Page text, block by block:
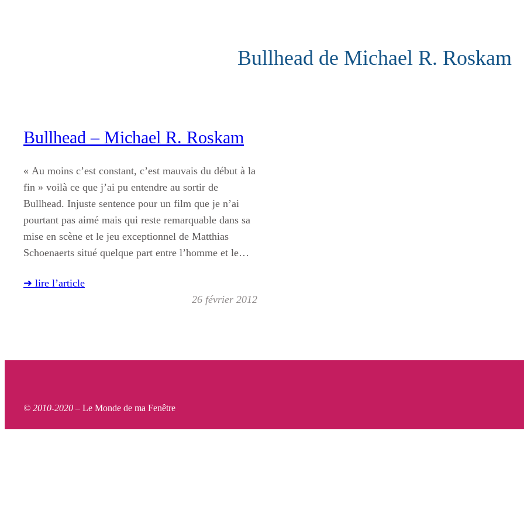
Bullhead de Michael R. Roskam
Bullhead – Michael R. Roskam
« Au moins c’est constant, c’est mauvais du début à la
fin » voilà ce que j’ai pu entendre au sortir de
Bullhead. Injuste sentence pour un film que je n’ai
pourtant pas aimé mais qui reste remarquable dans sa
mise en scène et le jeu exceptionnel de Matthias
Schoenaerts situé quelque part entre l’homme et le…
➜ lire l’article
26 février 2012
© 2010-2020 – Le Monde de ma Fenêtre